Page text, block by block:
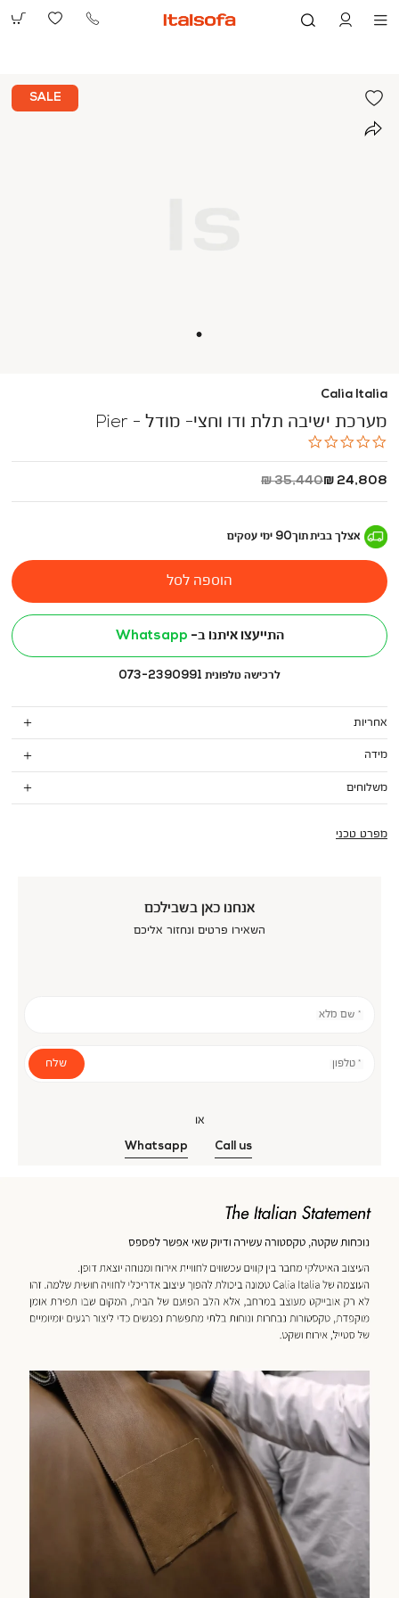
073-
Calia Italia
מערכת ישיבה תלת ודו וחצי- מודל - Pier
rating
החל
24,808 ₪
מחיר
35,440 ₪
אצלך בביתתוך90 ימי עסקים
הוספה לסל
התייעצו איתנו ב- Whatsapp
לרכישה טלפונית 073-2390991
אחריות
מידה
משלוחים
מפרט טכני
SALE
אנחנו כאן בשבילכם
השאירו פרטים ונחזור אליכם
* שם מלא
* טלפון שלח
או
Call us
Whatsapp
טכנולוגיה